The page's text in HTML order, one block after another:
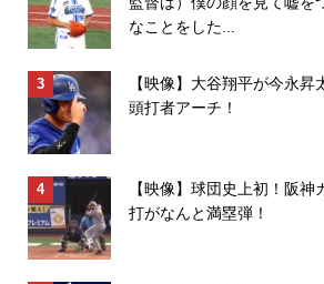
なことをした...
【映像】大谷翔平が今永
頭打者アーチ！
【映像】球団史上初！阪
打がなんと満塁弾！